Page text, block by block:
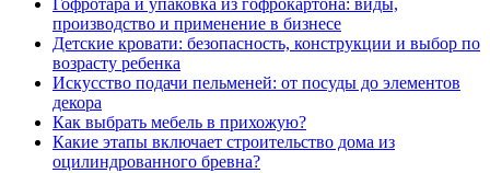
Гофротара и упаковка из гофрокартона: виды,
производство и применение в бизнесе
Детские кровати: безопасность, конструкции и выбор по
возрасту ребенка
Искусство подачи пельменей: от посуды до элементов
декора
Как выбрать мебель в прихожую?
Какие этапы включает строительство дома из
оцилиндрованного бревна?